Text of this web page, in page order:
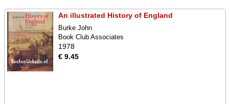
An illustrated History of England
Burke John
Book Club Associates
1978
€ 9.45